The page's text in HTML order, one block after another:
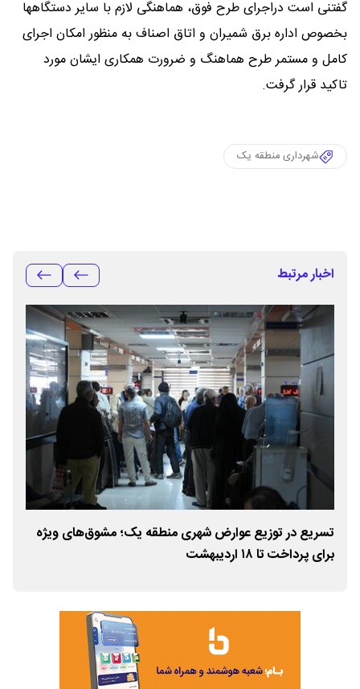
گفتنی است دراجرای طرح فوق، هماهنگی لازم با سایر دستگاهها
بخصوص اداره برق شمیران و اتاق اصناف به منظور امکان اجرای
کامل و مستمر طرح هماهنگ و ضرورت همکاری ایشان مورد
تاکید قرار گرفت.
شهرداری منطقه یک
اخبار مرتبط
تسریع در توزیع عوارض شهری منطقه یک؛ مشوق‌های ویژه
برای پرداخت تا ۱۸ اردیبهشت